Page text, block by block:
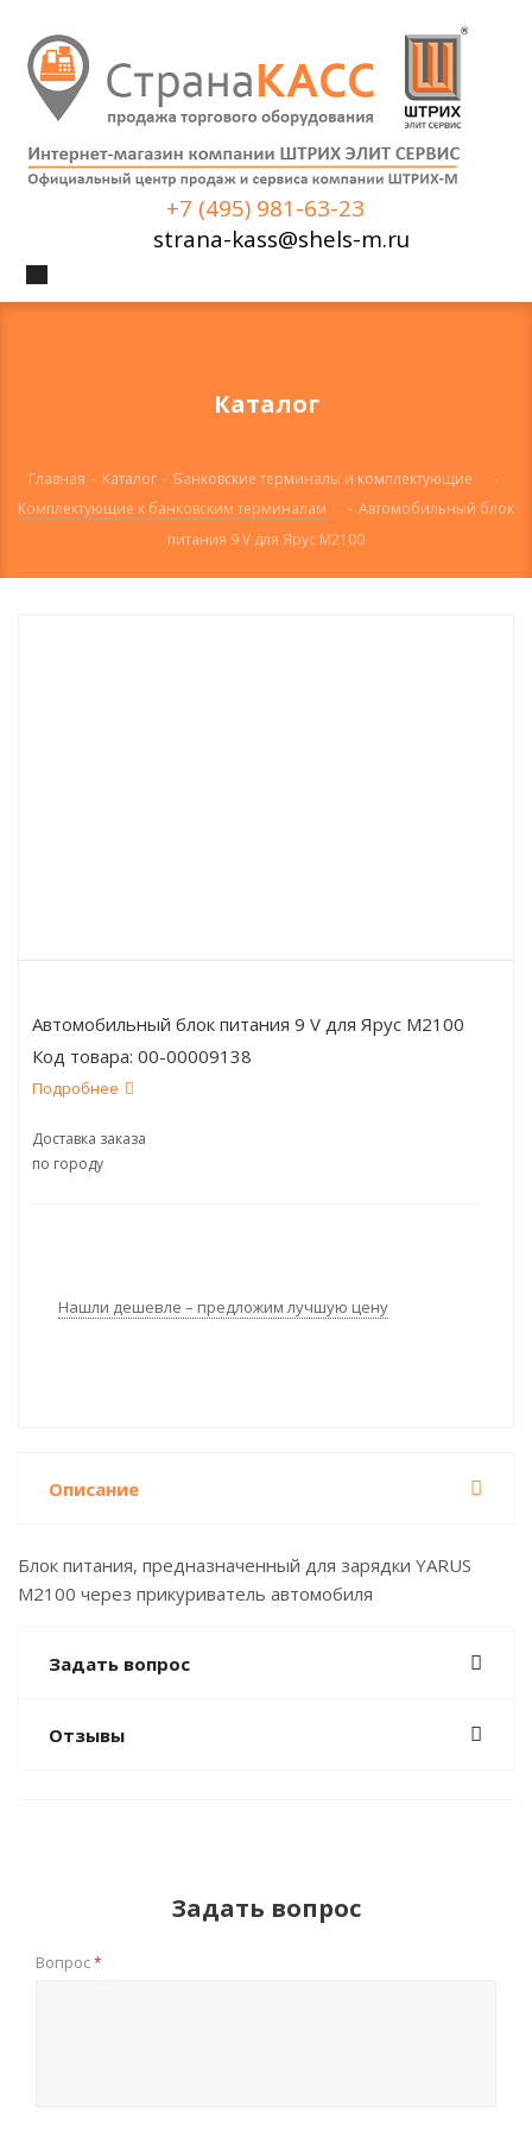
+7 (495) 981-63-23
strana-kass@shels-m.ru
Каталог
Главная - Каталог - Банковские терминалы и комплектующие
-
Комплектующие к банковским терминалам
- Автомобильный блок
питания 9 V для Ярус М2100
Автомобильный блок питания 9 V для Ярус М2100
Код товара: 00-00009138
Подробнее
Доставка заказа
по городу
Нашли дешевле – предложим лучшую цену
Описание
Блок питания, предназначенный для зарядки YARUS
M2100 через прикуриватель автомобиля
Задать вопрос
Отзывы
Задать вопрос
Вопрос*